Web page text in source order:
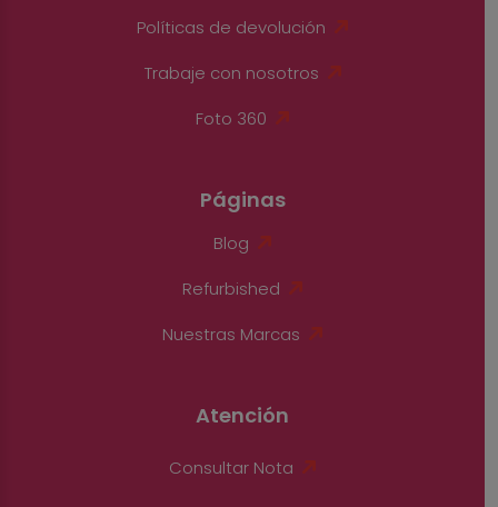
Políticas de devolución
Trabaje con nosotros
Foto 360
Páginas
Blog
Refurbished
Nuestras Marcas
Atención
Consultar Nota